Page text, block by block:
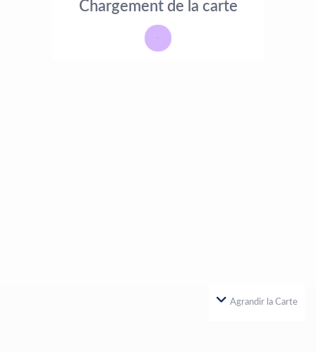
Chargement de la carte
Agrandir la Carte